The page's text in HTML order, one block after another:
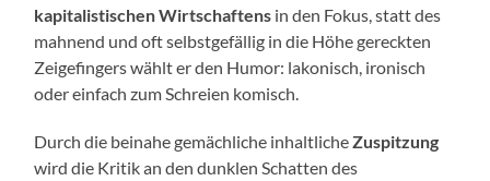
kapitalistischen Wirtschaftens in den Fokus, statt des
mahnend und oft selbstgefällig in die Höhe gereckten
Zeigefingers wählt er den Humor: lakonisch, ironisch
oder einfach zum Schreien komisch.
Durch die beinahe gemächliche inhaltlicheZuspitzung
wird die Kritik an den dunklen Schatten des